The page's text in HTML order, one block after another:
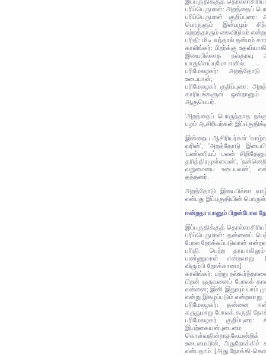
பரிப்பெருமாள்: அறத்தைப்
பரிப்பெருமாள்
பொருளும் இன்பமும்
சுற்றத்தாரும் கைவிடுவர்
பரிதி: மிடி வந்தால் தன்மம்
காலிங்கர்: பிறர்க்கு
இயைபில்லாத
யாதுசெய்யுமோ எனில்;
பரிமேலழகர்: அறத்தோடு
உடையான்;
பரிமேலழகர் குறிப்புரை:
காரியங்களுள்
ஆகுபெயர்.
'அறத்தைப் பொருந்தாத
பழம் ஆசிரியர்கள்
இன்றைய ஆசிரியர்கள்
வரின்', 'அறத்தோடு
'புண்ணியப் பலன்
தரித்திரமுள்ளவன்',
வறுமையை உடையவன்',
தந்தனர்.
அறத்தோடு இயைபில்லா
என்பது இப்பகுதியின்
ஈன்றதா யானும் பிறன்போல
இப்பகுதிக்குத்
பரிப்பெருமாள்: தன்னைப்
போல நோக்கப்படுவான்
பரிதி: பெற்ற
பண்ணுவாள் என்றவாறு.
விரும்பி நோக்காமை]
காலிங்கர்: மற்று
பிறன் ஒருவனைப் போலக்
என்னை; இனி இதுவும் யாம்
என்று இகழப்படும் என்றவாறு.
பரிமேலழகர்: தன்னை
கருதுமாறு போலக் கருதி
பரிமேலழகர்
இயற்கையன்புடைமை
கொள்வதின்றாதலேயன்றிக்
உடைமையின், அதுநோக்கிச்
என்பதாம். [அது நோக்கி-